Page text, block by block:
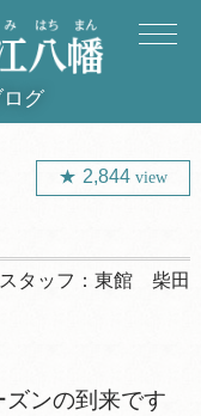
グ
2,844view
スタッフ：東館 柴田
ンの到来です